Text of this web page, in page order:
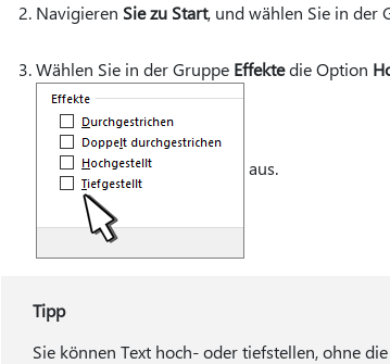
Navigieren Sie zu Start, und wählen Sie in der
Wählen Sie in der Gruppe Effektedie Option
aus.
Tipp
Sie können Text hoch- oder tiefstellen, ohne